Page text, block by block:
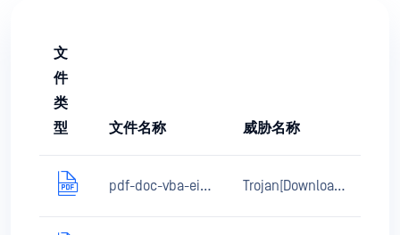
文
件
类
型
文件名称 威胁名称
pdf-doc-vba-eicar-dropper.pdf Trojan[Downloader]/MSOffice.Agent.fil